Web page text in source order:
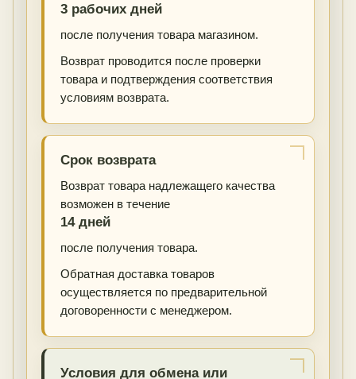
3 рабочих дней
после получения товара магазином.
Возврат проводится после проверки
товара и подтверждения соответствия
условиям возврата.
Срок возврата
Возврат товара надлежащего качества
возможен в течение
14 дней
после получения товара.
Обратная доставка товаров
осуществляется по предварительной
договоренности с менеджером.
Условия для обмена или